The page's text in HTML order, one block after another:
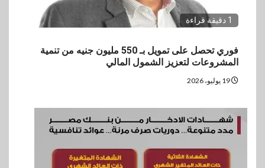
1 دقيقة قراءة
فوري تحصل على تمويل بـ 550 مليون جنيه من تنمية
المشروعات لتعزيز الشمول المالي